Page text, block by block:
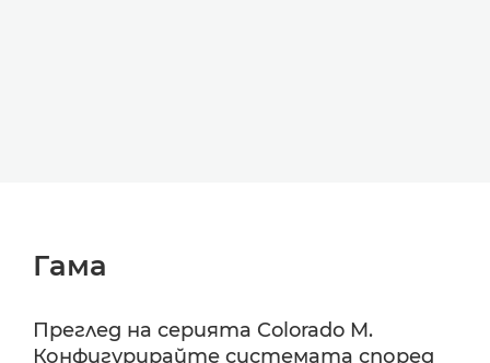
Гама
Преглед на серията Colorado M.
Конфигурирайте системата според